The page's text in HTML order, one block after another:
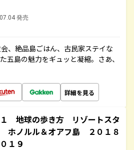
発売
、絶品島ごはん、古民家ステイな
五島の魅力をギュッと凝縮。さあ、
詳細を見る
１ 地球の歩き方 リゾートスタ
ホノルル＆オアフ島 ２０１８
１９